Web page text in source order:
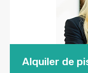
Alquiler de